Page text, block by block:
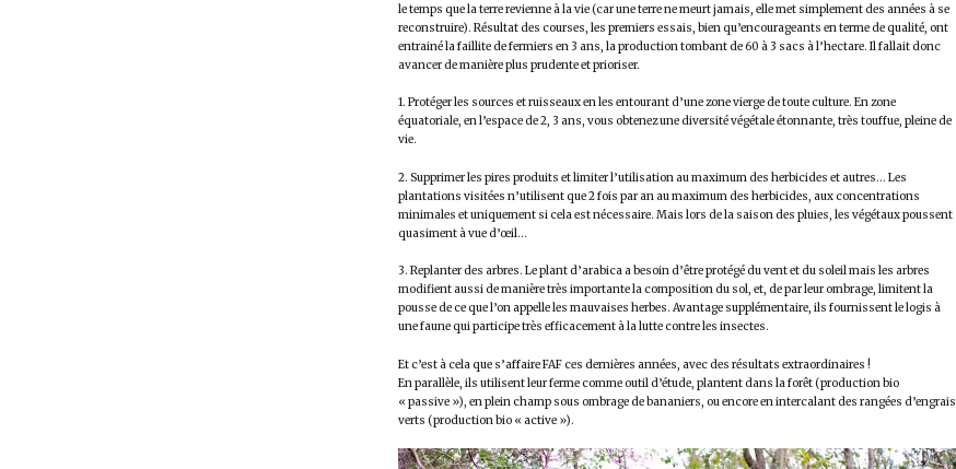
le temps que la terre revienne à la vie (car une terre ne meurt jamais, elle met simplement des années à se
reconstruire). Résultat des courses, les premiers essais, bien qu’encourageants en terme de qualité, ont
entrainé la faillite de fermiers en 3 ans, la production tombant de 60 à 3 sacs à l’hectare. Il fallait donc
avancer de manière plus prudente et prioriser.
1. Protéger les sources et ruisseaux en les entourant d’une zone vierge de toute culture. En zone
équatoriale, en l’espace de 2, 3 ans, vous obtenez une diversité végétale étonnante, très touffue, pleine de
vie.
2. Supprimer les pires produits et limiter l’utilisation au maximum des herbicides et autres… Les
plantations visitées n’utilisent que 2 fois par an au maximum des herbicides, aux concentrations
minimales et uniquement si cela est nécessaire. Mais lors de la saison des pluies, les végétaux poussent
quasiment à vue d’œil…
3. Replanter des arbres. Le plant d’arabica a besoin d’être protégé du vent et du soleil mais les arbres
modifient aussi de manière très importante la composition du sol, et, de par leur ombrage, limitent la
pousse de ce que l’on appelle les mauvaises herbes. Avantage supplémentaire, ils fournissent le logis à
une faune qui participe très efficacement à la lutte contre les insectes.
Et c’est à cela que s’affaire FAF ces dernières années, avec des résultats extraordinaires !
En parallèle, ils utilisent leur ferme comme outil d’étude, plantent dans la forêt (production bio
« passive »), en plein champ sous ombrage de bananiers, ou encore en intercalant des rangées d’engrais
verts (production bio « active »).